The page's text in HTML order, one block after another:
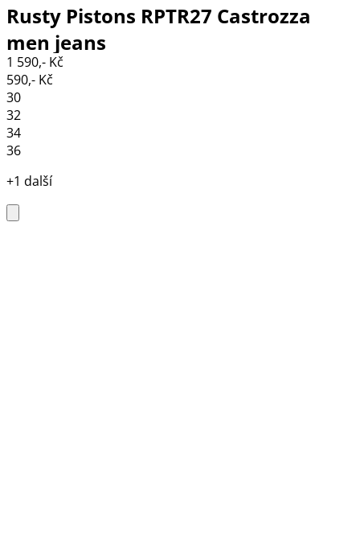
Rusty Pistons RPTR27 Castrozza
men jeans
1 590,- Kč
590,- Kč
30
32
34
36
+1 další